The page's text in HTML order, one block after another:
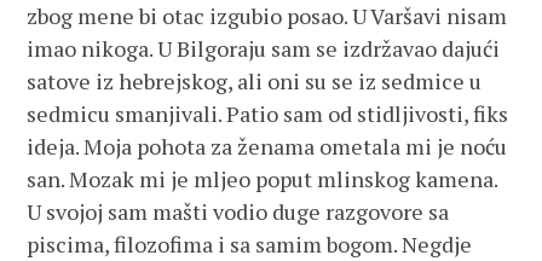
zbog mene bi otac izgubio posao. U Varšavi nisam
imao nikoga. U Bilgoraju sam se izdržavao dajući
satove iz hebrejskog, ali oni su se iz sedmice u
sedmicu smanjivali. Patio sam od stidljivosti, fiks
ideja. Moja pohota za ženama ometala mi je noću
san. Mozak mi je mljeo poput mlinskog kamena.
U svojoj sam mašti vodio duge razgovore sa
piscima, filozofima i sa samim bogom. Negdje